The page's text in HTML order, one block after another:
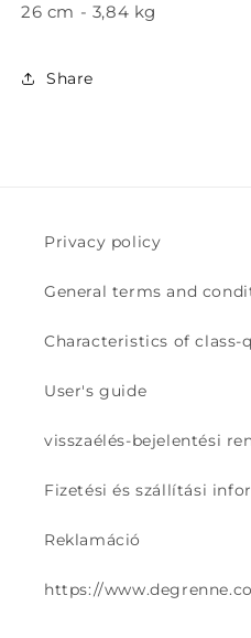
26 cm - 3,84 kg
Share
Privacy policy
General terms and
Characteristics of
User's guide
visszaélés-bejelentési
Fizetési és szállítási
Reklamáció
https://